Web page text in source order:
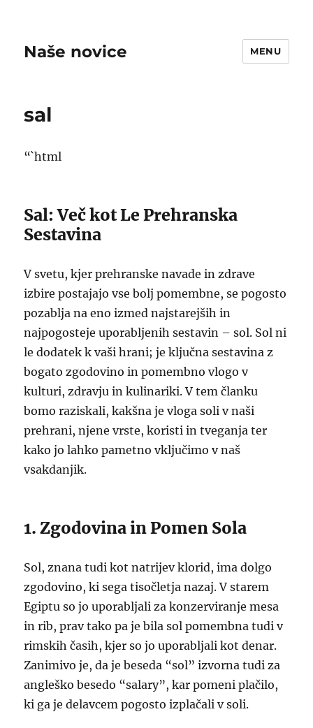
Naše novice MENU
sal
“`html
Sal: Več kot Le Prehranska
Sestavina
V svetu, kjer prehranske navade in zdrave
izbire postajajo vse bolj pomembne, se pogosto
pozablja na eno izmed najstarejših in
najpogosteje uporabljenih sestavin – sol. Sol ni
le dodatek k vaši hrani; je ključna sestavina z
bogato zgodovino in pomembno vlogo v
kulturi, zdravju in kulinariki. V tem članku
bomo raziskali, kakšna je vloga soli v naši
prehrani, njene vrste, koristi in tveganja ter
kako jo lahko pametno vključimo v naš
vsakdanjik.
1. Zgodovina in Pomen Sola
Sol, znana tudi kot natrijev klorid, ima dolgo
zgodovino, ki sega tisočletja nazaj. V starem
Egiptu so jo uporabljali za konzerviranje mesa
in rib, prav tako pa je bila sol pomembna tudi v
rimskih časih, kjer so jo uporabljali kot denar.
Zanimivo je, da je beseda “sol” izvorna tudi za
angleško besedo “salary”, kar pomeni plačilo,
ki ga je delavcem pogosto izplačali v soli.